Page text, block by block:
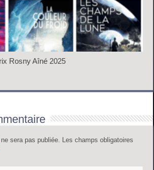
Rosny Aîné 2025
sera pas publiée. Les champs obligatoires